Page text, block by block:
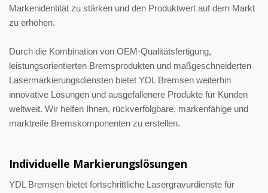
Markenidentität zu stärken und den Produktwert auf dem Markt
zu erhöhen.
Durch die Kombination von OEM-Qualitätsfertigung,
leistungsorientierten Bremsprodukten und maßgeschneiderten
Lasermarkierungsdiensten bietet YDL Bremsen weiterhin
innovative Lösungen und ausgefallenere Produkte für Kunden
weltweit. Wir helfen Ihnen, rückverfolgbare, markenfähige und
marktreife Bremskomponenten zu erstellen.
Individuelle Markierungslösungen
YDL Bremsen bietet fortschrittliche Lasergravurdienste für